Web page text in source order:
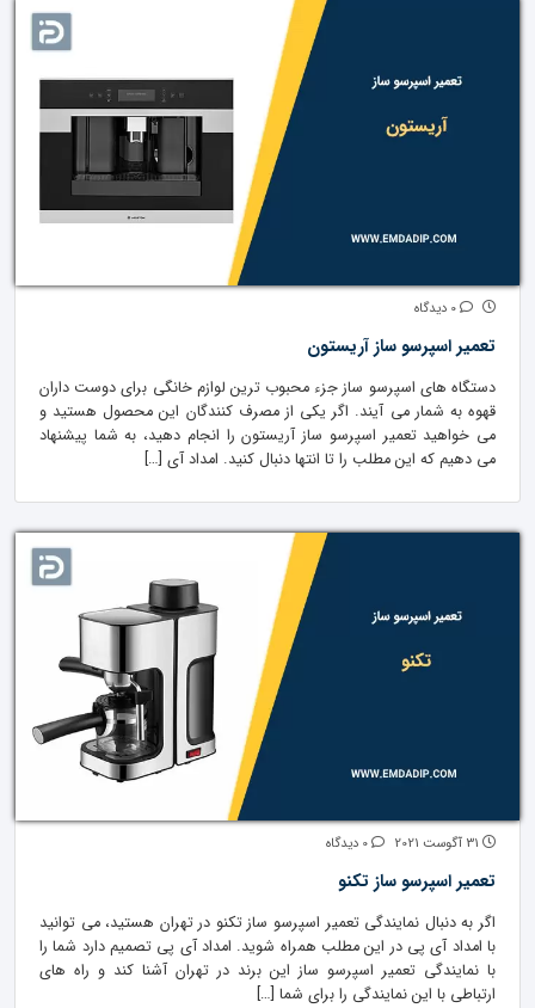
تعمیر اسپرسو ساز آریستون
دستگاه های اسپرسو ساز جزء محبوب ترین لوازم خانگی برای دوست داران
قهوه به شمار می آیند. اگر یکی از مصرف کنندگان این محصول هستید و
می خواهید تعمیر اسپرسو ساز آریستون را انجام دهید، به شما پیشنهاد
می دهیم که این مطلب را تا انتها دنبال کنید. امداد آی […]
تعمیر اسپرسو ساز تکنو
اگر به دنبال نمایندگی تعمیر اسپرسو ساز تکنو در تهران هستید، می توانید
با امداد آی پی در این مطلب همراه شوید. امداد آی پی تصمیم دارد شما را
با نمایندگی تعمیر اسپرسو ساز این برند در تهران آشنا کند و راه های
ارتباطی با این نمایندگی را برای شما […]